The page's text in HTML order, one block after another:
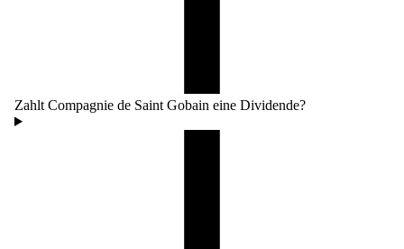
Zahlt Compagnie de Saint Gobain eine Dividende?